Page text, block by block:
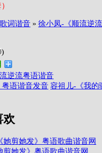
词谐音 » 徐小凤-《顺流逆
)
逆流粤语谐音
语谐音发音 容祖儿-《我的
欢
剪她发》粤语歌曲谐音网